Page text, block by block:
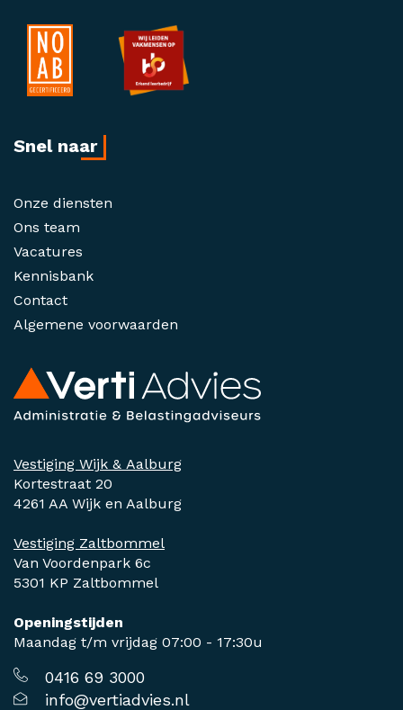
Vestiging Wijk & Aalburg
Kortestraat 20
4261 AA Wijk en Aalburg
Vestiging Zaltbommel
Van Voordenpark 6c
5301 KP Zaltbommel
Openingstijden
Maandag t/m vrijdag 07:00 - 17:30u
0416 69 3000
info@vertiadvies.nl
Snel naar
Onze diensten
Ons team
Vacatures
Kennisbank
Contact
Algemene voorwaarden